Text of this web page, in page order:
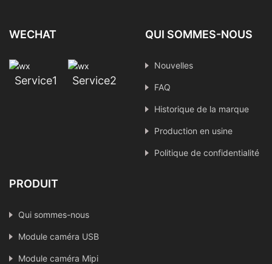
WECHAT
Service1 Service2
QUI SOMMES-NOUS
Nouvelles
FAQ
Historique de la marque
Production en usine
Politique de confidentialité
PRODUIT
Qui sommes-nous
Module caméra USB
Module caméra Mipi